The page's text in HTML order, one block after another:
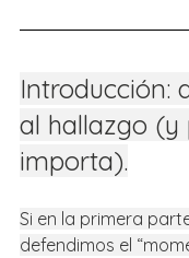
Introducción:
al hallazgo (y
importa).
Si en la primera
defendimos el